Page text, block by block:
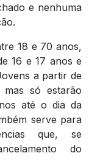
e nenhuma
18 e 70 anos,
16 e 17 anos e
a partir de
só estarão
até o dia da
serve para
que, se
do